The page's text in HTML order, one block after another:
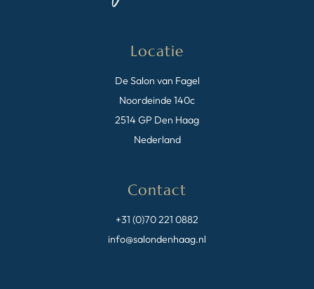
Locatie
De Salon van Fagel
Noordeinde 140c
2514 GP Den Haag
Nederland
Contact
+31 (0)70 221 0882
info@salondenhaag.nl